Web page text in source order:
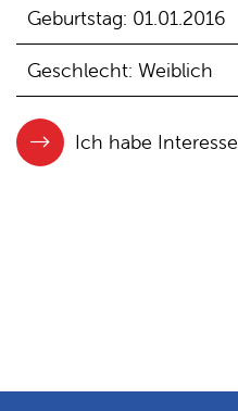
Geburtstag: 01.01.2016
Geschlecht: Weiblich
Ich habe Interesse